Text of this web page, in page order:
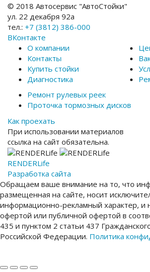
© 2018 Автосервис "АвтоСтойки"
ул. 22 декабря 92а
тел.: +7 (3812) 386-000
ВКонтакте
О компании
Контакты
Купить стойки
Диагностика
Ремонт рулевых реек
Проточка тормозных дисков
Как проехать
При использовании материалов
ссылка на сайт обязательна.
RENDERLife
Разработка сайта
Обращаем ваше внимание на то, что
размещенная на сайте, носит
информационно-рекламный характер, и
офертой или публичной офертой в
435 и пунктом 2 статьи 437
Российской Федерации. Политика